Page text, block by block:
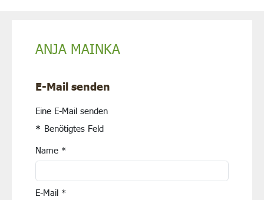
ANJA MAINKA
E-Mail senden
Eine E-Mail senden
* Benötigtes Feld
Name *
E-Mail *